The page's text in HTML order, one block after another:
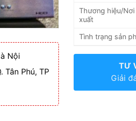
Nội
Tân Phú, TP
Thương hiệu/Nơi
xuất
Tình trạng sản
TƯ
Giải